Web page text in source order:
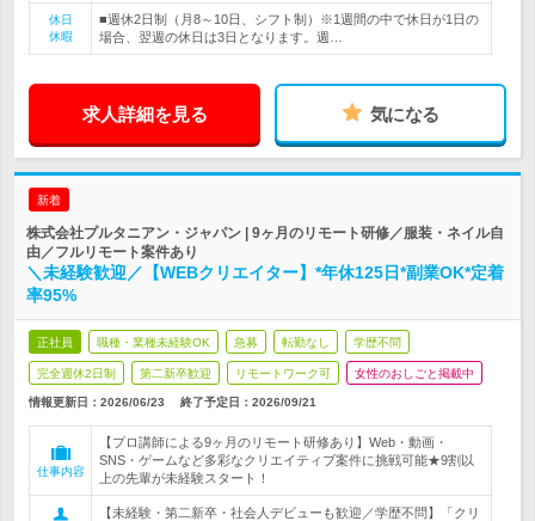
休日
休暇
■週休2日制（月8～10日、シフト制）※1週間の中で休日が1日の
場合、翌週の休日は3日となります。週…
求人詳細を見る 気になる
新着
株式会社プルタニアン・ジャパン | 9ヶ月のリモート研修／服装・ネイル自
由／フルリモート案件あり
＼未経験歓迎／【WEBクリエイター】*年休125日*副業OK*定着
率95%
正社員 職種・業種未経験OK 急募 転勤なし 学歴不問
完全週休2日制 第二新卒歓迎 リモートワーク可 女性のおしごと掲載中
情報更新日：2026/06/23 終了予定日： 2026/09/21
仕事内容
【プロ講師による9ヶ月のリモート研修あり】Web・動画・
SNS・ゲームなど多彩なクリエイティブ案件に挑戦可能★9割以
上の先輩が未経験スタート！
【未経験・第二新卒・社会人デビューも歓迎／学歴不問】「クリ